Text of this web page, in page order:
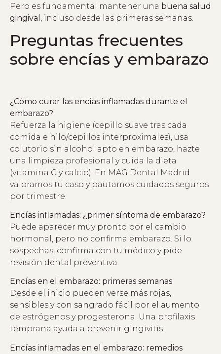
Pero es fundamental mantener una buena salud
gingival , incluso desde las primeras semanas.
Preguntas frecuentes
sobre encías y embarazo
¿Cómo curar las encías inflamadas durante el
embarazo?
Refuerza la higiene (cepillo suave tras cada
comida e hilo/cepillos interproximales), usa
colutorio sin alcohol apto en embarazo, hazte
una limpieza profesional y cuida la dieta
(vitamina C y calcio). En MAG Dental Madrid
valoramos tu caso y pautamos cuidados seguros
por trimestre.
Encías inflamadas: ¿primer síntoma de embarazo?
Puede aparecer muy pronto por el cambio
hormonal, pero no confirma embarazo. Si lo
sospechas, confirma con tu médico y pide
revisión dental preventiva.
Encías en el embarazo: primeras semanas
Desde el inicio pueden verse más rojas,
sensibles y con sangrado fácil por el aumento
de estrógenos y progesterona. Una profilaxis
temprana ayuda a prevenir gingivitis.
Encías inflamadas en el embarazo: remedios